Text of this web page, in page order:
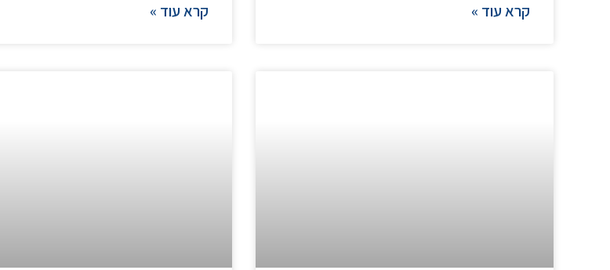
קרא עוד » קרא עוד »